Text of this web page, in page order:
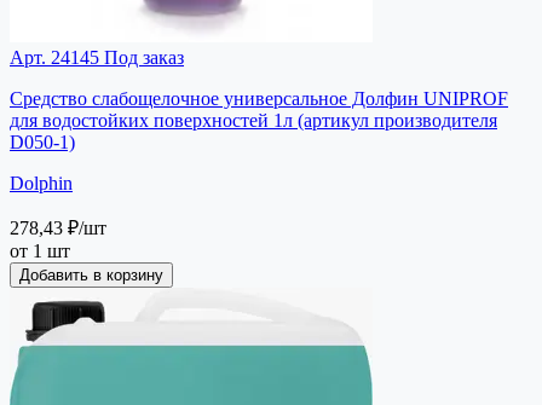
Арт. 24145 Под заказ
Средство слабощелочное универсальное Долфин UNIPROF
для водостойких поверхностей 1л (артикул производителя
D050-1)
Dolphin
278,43 ₽/шт
от 1 шт
Добавить в корзину